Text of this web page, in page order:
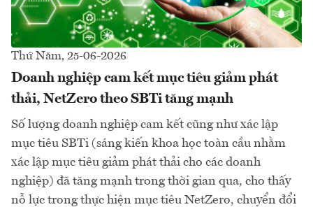
Thứ Năm, 25-06-2026
Doanh nghiệp cam kết mục tiêu giảm phát
thải, NetZero theo SBTi tăng mạnh
Số lượng doanh nghiệp cam kết cũng như xác lập
mục tiêu SBTi (sáng kiến khoa học toàn cầu nhằm
xác lập mục tiêu giảm phát thải cho các doanh
nghiệp) đã tăng mạnh trong thời gian qua, cho thấy
nỗ lực trong thực hiện mục tiêu NetZero, chuyển đổi